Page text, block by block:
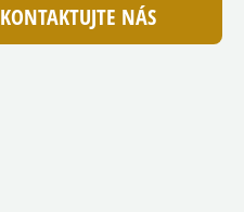
KONTAKTUJTE NÁS